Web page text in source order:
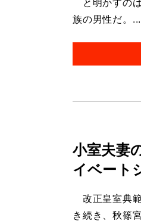
と明かすの
族の男性だ。...
小室夫妻
イベート
改正皇室典範
き続き、秋篠